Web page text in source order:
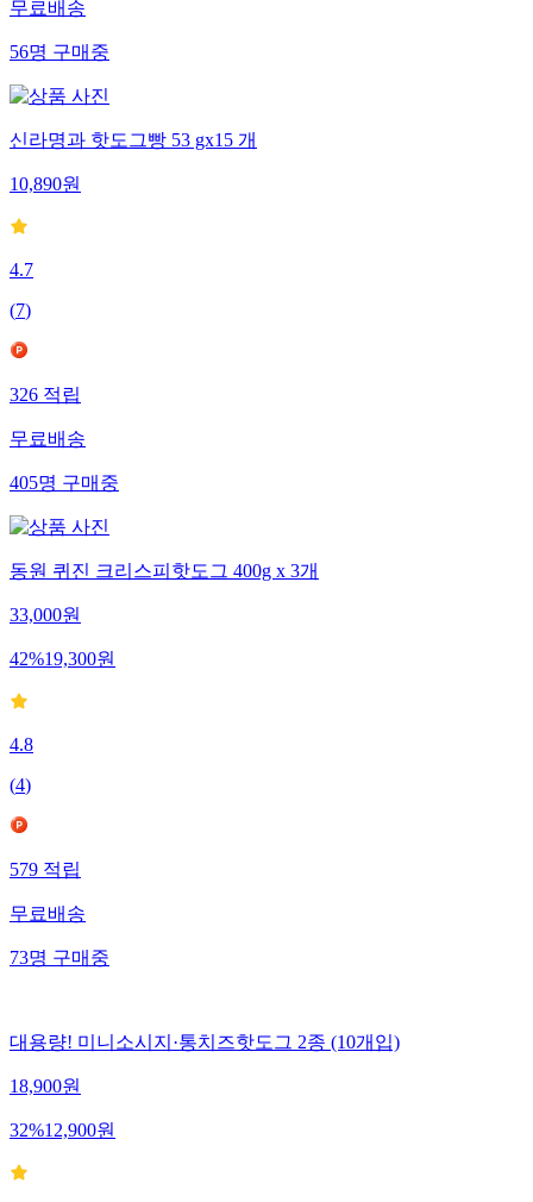
무료배송
56명구매중
신라명과 핫도그빵 53 gx15 개
10,890원
4.7
(7)
326적립
무료배송
405명구매중
동원 퀴진 크리스피핫도그 400g x 3개
33,000원
42%19,300원
4.8
(4)
579적립
무료배송
73명구매중
대용량! 미니소시지·통치즈핫도그 2종 (10개입)
18,900원
32%12,900원